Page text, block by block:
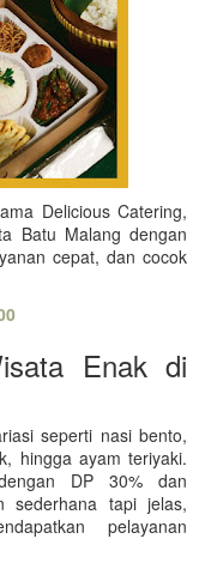
Delicious Catering,
Batu Malang dengan
cepat, dan cocok
Enak di
seperti nasi bento,
hingga ayam teriyaki.
DP 30% dan
sederhana tapi jelas,
pelayanan